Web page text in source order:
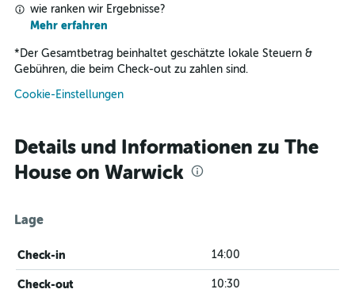
wie ranken wir Ergebnisse?
Mehr erfahren
* Der Gesamtbetrag beinhaltet geschätzte lokale Steuern &
Gebühren, die beim Check-out zu zahlen sind.
Cookie-Einstellungen
Details und Informationen zu The
House on Warwick
Lage
Check-in 14:00
Check-out 10:30